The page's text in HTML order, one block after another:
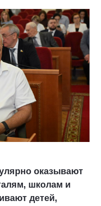
оказывают
школам и
детей,